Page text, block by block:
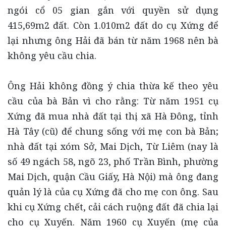
ngói cổ 05 gian gắn với quyền sử dụng
415,69m2 đất. Còn 1.010m2 đất do cụ Xứng để
lại nhưng ông Hải đã bán từ năm 1968 nên bà
không yêu cầu chia.
Ông Hải không đồng ý chia thừa kế theo yêu
cầu của bà Bản vì cho rằng: Từ năm 1951 cụ
Xứng đã mua nhà đất tại thị xã Hà Đông, tỉnh
Hà Tây (cũ) để chung sống với mẹ con bà Bản;
nhà đất tại xóm Sở, Mai Dịch, Từ Liêm (nay là
số 49 ngách 58, ngõ 23, phố Trần Bình, phường
Mai Dịch, quận Cầu Giấy, Hà Nội) mà ông đang
quản lý là của cụ Xứng đã cho mẹ con ông. Sau
khi cụ Xứng chết, cải cách ruộng đất đã chia lại
cho cụ Xuyến. Năm 1960 cụ Xuyến (mẹ của